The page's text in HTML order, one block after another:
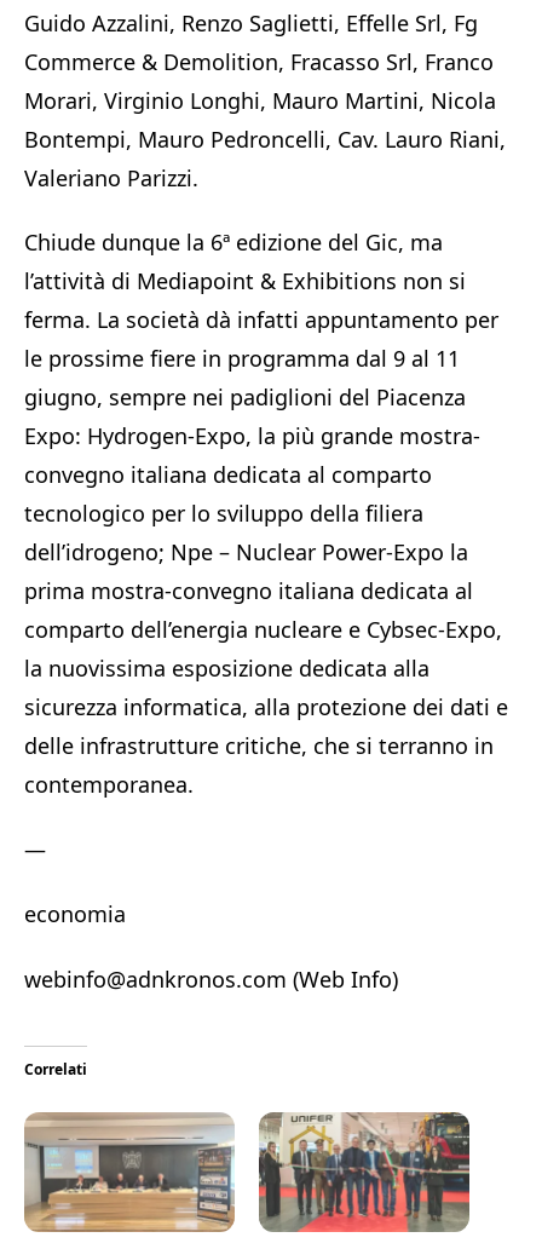
Guido Azzalini, Renzo Saglietti, Effelle Srl, Fg
Commerce & Demolition, Fracasso Srl, Franco
Morari, Virginio Longhi, Mauro Martini, Nicola
Bontempi, Mauro Pedroncelli, Cav. Lauro Riani,
Valeriano Parizzi.
Chiude dunque la 6ª edizione del Gic, ma
l’attività di Mediapoint & Exhibitions non si
ferma. La società dà infatti appuntamento per
le prossime fiere in programma dal 9 al 11
giugno, sempre nei padiglioni del Piacenza
Expo: Hydrogen-Expo, la più grande mostra-
convegno italiana dedicata al comparto
tecnologico per lo sviluppo della filiera
dell’idrogeno; Npe – Nuclear Power-Expo la
prima mostra-convegno italiana dedicata al
comparto dell’energia nucleare e Cybsec-Expo,
la nuovissima esposizione dedicata alla
sicurezza informatica, alla protezione dei dati e
delle infrastrutture critiche, che si terranno in
contemporanea.
—
economia
webinfo@adnkronos.com (Web Info)
Correlati